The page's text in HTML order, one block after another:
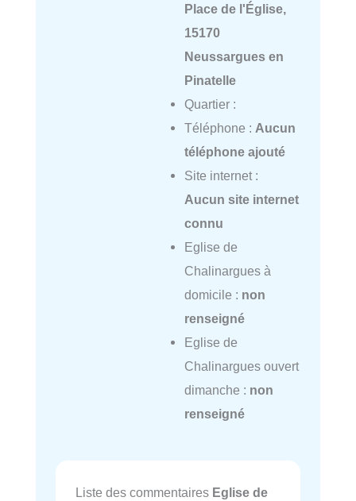
Place de l'Église,
15170
Neussargues en
Pinatelle
Quartier :
Téléphone : Aucun
téléphone ajouté
Site internet :
Aucun site internet
connu
Eglise de
Chalinargues à
domicile : non
renseigné
Eglise de
Chalinargues ouvert
dimanche : non
renseigné
Liste des commentaires Eglise de